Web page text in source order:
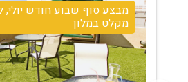
מבצע סוף שבוע חודש יולי,
מקלט במלון